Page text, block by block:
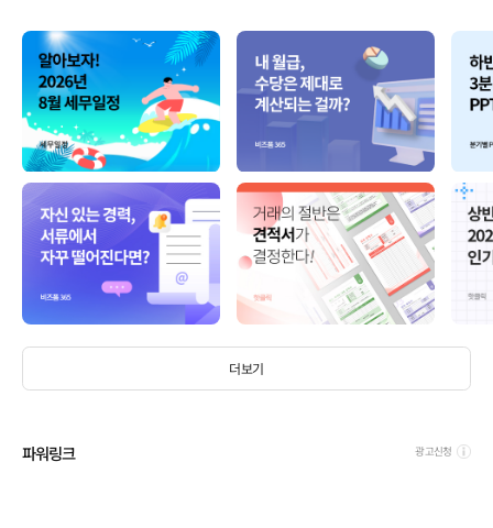
더보기
파워링크 광고신청